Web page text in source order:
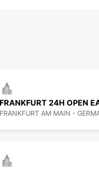
FRANKFURT AM MAIN -